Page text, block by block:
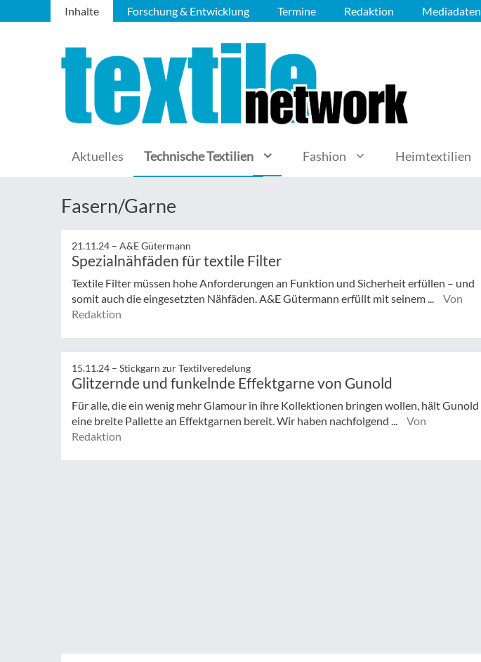
Inhalte Forschung & Entwicklung Termine Redaktion Mediadaten
Aktuelles Technische Textilien Fashion Heimtextilien
Fasern/Garne
21.11.24 – A&E Gütermann
Spezialnähfäden für textile Filter
Textile Filter müssen hohe Anforderungen an Funktion und Sicherheit erfüllen – und
somit auch die eingesetzten Nähfäden. A&E Gütermann erfüllt mit seinem ...
Von
Redaktion
15.11.24 – Stickgarn zur Textilveredelung
Glitzernde und funkelnde Effektgarne von Gunold
Für alle, die ein wenig mehr Glamour in ihre Kollektionen bringen wollen, hält Gunold
eine breite Pallette an Effektgarnen bereit. Wir haben nachfolgend ...
Von
Redaktion